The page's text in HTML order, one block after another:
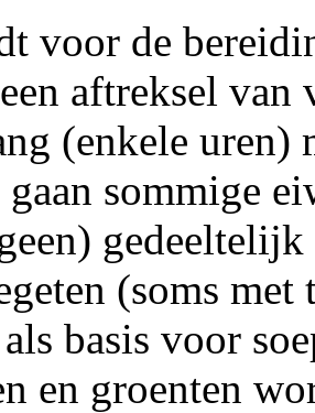
voor de
aftreksel van
(enkele
gaan sommige
(soms
basis voor
en groenten